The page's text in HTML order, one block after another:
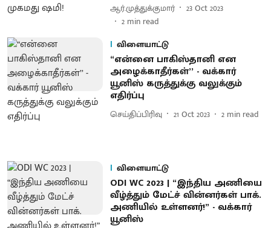
ஆர்.முத்துக்குமார்
23 Oct 2023
2 min read
விளையாட்டு
“என்னை பாகிஸ்தானி என
அழைக்காதீர்கள்’’ - வக்கார்
யூனிஸ் கருத்துக்கு வலுக்கும்
எதிர்ப்பு
செய்திப்பிரிவு 21 Oct 2023 2 min read
விளையாட்டு
ODI WC 2023 | “இந்திய அணியை
வீழ்த்தும் மேட்ச் வின்னர்கள் பாக்.
அணியில் உள்ளனர்!” - வக்கார்
யூனிஸ்